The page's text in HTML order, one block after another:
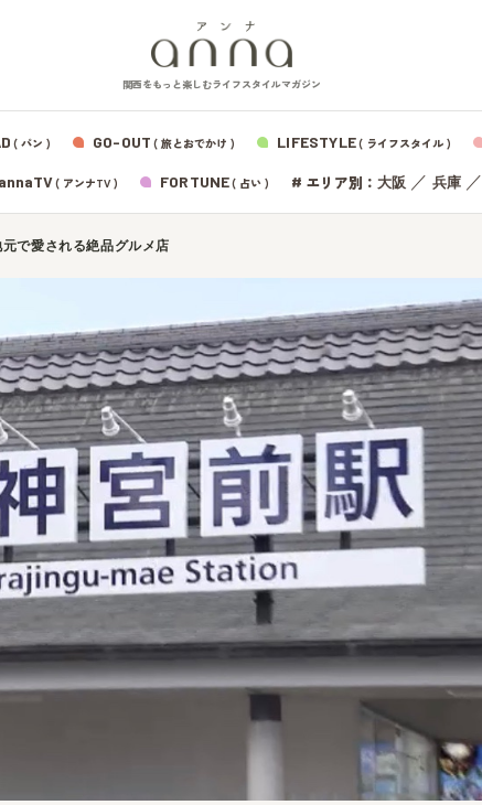
関西をもっと楽しむライフスタイルマガジン
( パン ) GO-OUT ( 旅とおでかけ ) LIFESTYLE( ライフスタイル )
annaTV( アンナTV ) FORTUNE( 占い ) # エリア別： 大阪 ／ 兵庫／
で愛される絶品グルメ店